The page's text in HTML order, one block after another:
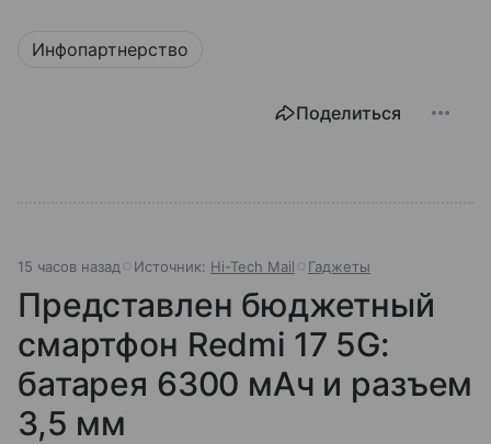
Инфопартнерство
Поделиться
15 часов назад Источник: Hi-Tech Mail Гаджеты
Представлен бюджетный
смартфон Redmi 17 5G:
батарея 6300 мАч и разъем
3,5 мм